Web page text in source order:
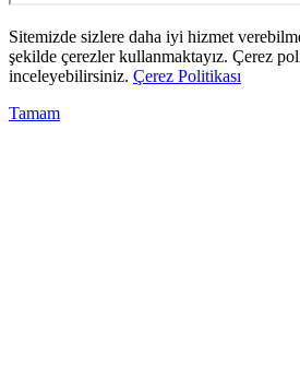
Sitemizde sizlere daha iyi hizmet
şekilde çerezler kullanmaktayız. Çerez
inceleyebilirsiniz. Çerez Politikası
Tamam